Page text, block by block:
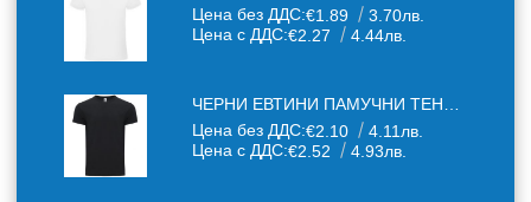
Цена без ДДС:€1.89
3.70лв.
Цена с ДДС:€2.27 4.44лв.
Цена без ДДС:€2.10
4.11лв.
Цена с ДДС:€2.52 4.93лв.